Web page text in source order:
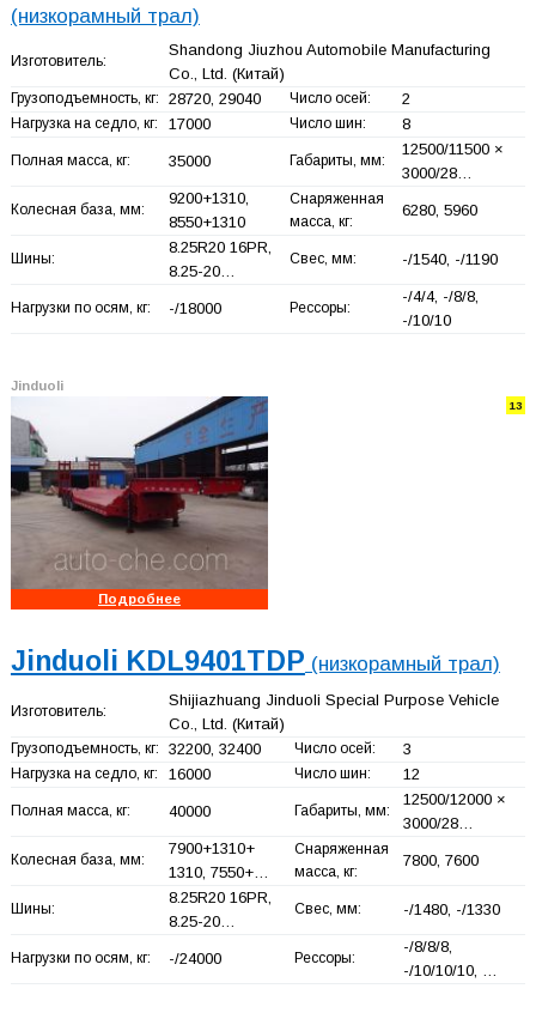
(низкорамный трал)
Изготовитель:
Shandong Jiuzhou Automobile Manufacturing
Co., Ltd. (Китай)
Грузоподъемность, кг: 28720, 29040 Число осей: 2
Нагрузка на седло, кг: 17000 Число шин: 8
Полная масса, кг: 35000 Габариты, мм:
12500/11500 ×
3000/28…
Колесная база, мм:
9200+1310,
8550+1310
Снаряженная
масса, кг:
6280, 5960
Шины:
8.25R20 16PR,
8.25-20…
Свес, мм: -/1540, -/1190
Нагрузки по осям, кг: -/18000 Рессоры:
-/4/4, -/8/8,
-/10/10
Jinduoli
13
Подробнее
Jinduoli KDL9401TDP (низкорамный трал)
Изготовитель:
Shijiazhuang Jinduoli Special Purpose Vehicle
Co., Ltd. (Китай)
Грузоподъемность, кг: 32200, 32400 Число осей: 3
Нагрузка на седло, кг: 16000 Число шин: 12
Полная масса, кг: 40000 Габариты, мм:
12500/12000 ×
3000/28…
Колесная база, мм:
7900+1310+
1310, 7550+…
Снаряженная
масса, кг:
7800, 7600
Шины:
8.25R20 16PR,
8.25-20…
Свес, мм: -/1480, -/1330
Нагрузки по осям, кг: -/24000 Рессоры:
-/8/8/8,
-/10/10/10, …